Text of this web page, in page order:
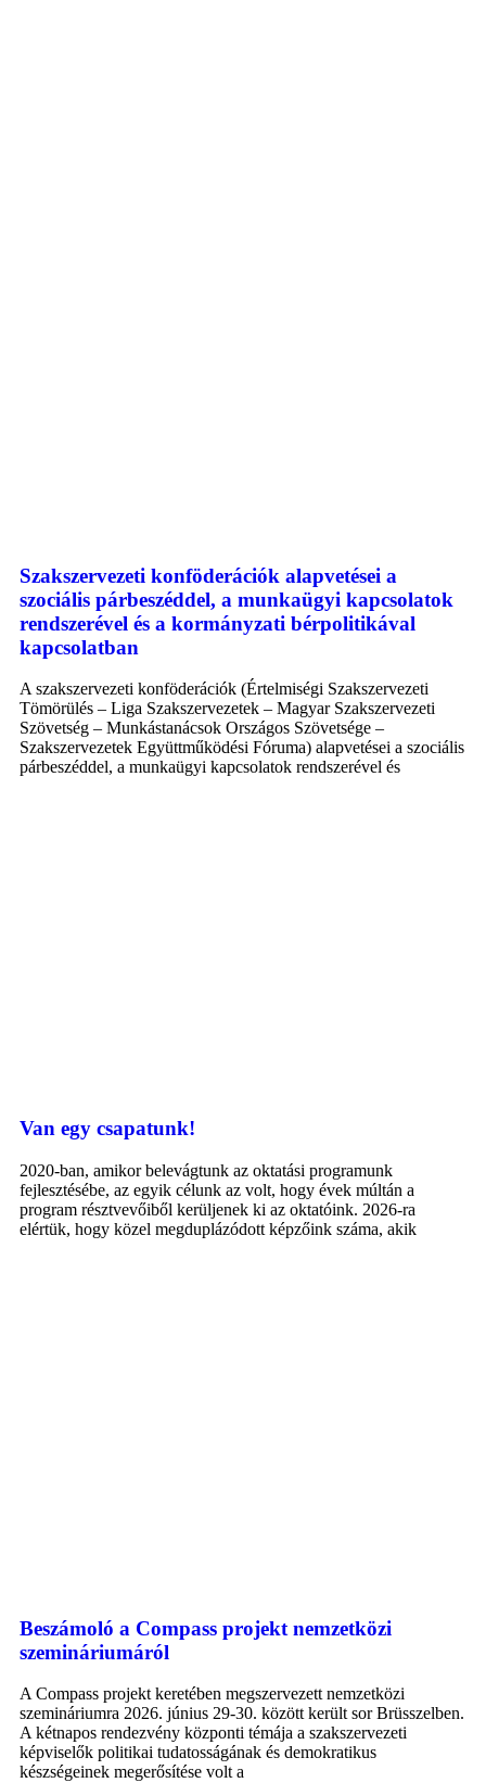
Szakszervezeti konföderációk alapvetései a
szociális párbeszéddel, a munkaügyi kapcsolatok
rendszerével és a kormányzati bérpolitikával
kapcsolatban
A szakszervezeti konföderációk (Értelmiségi Szakszervezeti
Tömörülés – Liga Szakszervezetek – Magyar Szakszervezeti
Szövetség – Munkástanácsok Országos Szövetsége –
Szakszervezetek Együttműködési Fóruma) alapvetései a szociális
párbeszéddel, a munkaügyi kapcsolatok rendszerével és
Van egy csapatunk!
2020-ban, amikor belevágtunk az oktatási programunk
fejlesztésébe, az egyik célunk az volt, hogy évek múltán a
program résztvevőiből kerüljenek ki az oktatóink. 2026-ra
elértük, hogy közel megduplázódott képzőink száma, akik
Beszámoló a Compass projekt nemzetközi
szemináriumáról
A Compass projekt keretében megszervezett nemzetközi
szemináriumra 2026. június 29-30. között került sor Brüsszelben.
A kétnapos rendezvény központi témája a szakszervezeti
képviselők politikai tudatosságának és demokratikus
készségeinek megerősítése volt a